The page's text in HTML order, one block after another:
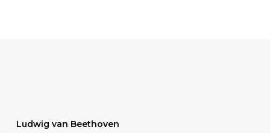
Ludwig van Beethoven